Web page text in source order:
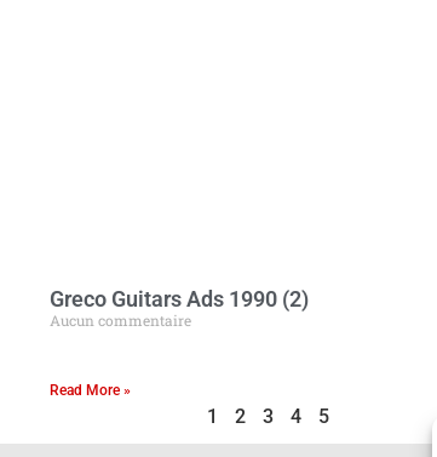
Greco Guitars Ads 1990 (2)
Aucun commentaire
Read More »
1 2 3 4 5